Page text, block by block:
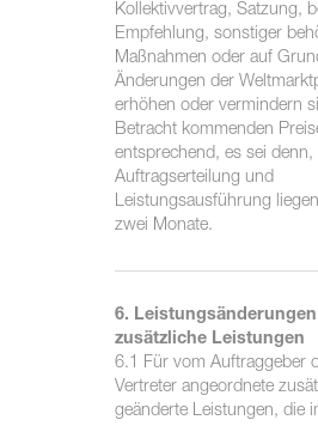
Kollektivvertrag, Satzung,
Empfehlung, sonstiger
Maßnahmen oder auf
Änderungen der
erhöhen oder vermindern
Betracht kommenden
entsprechend, es sei denn,
Auftragserteilung und
Leistungsausführung
zwei Monate.
6.
zusätzliche Leistungen
6.1 Für vom Auftraggeber
Vertreter angeordnete
geänderte Leistungen, die